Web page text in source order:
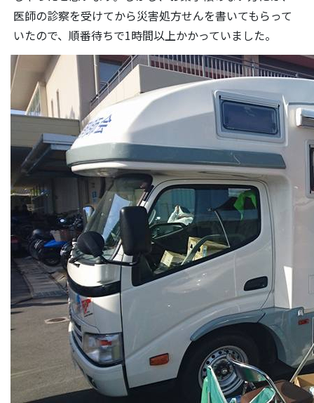
医師の診察を受けてから災害処方せんを書いてもらって
いたので、順番待ちで1時間以上かかっていました。